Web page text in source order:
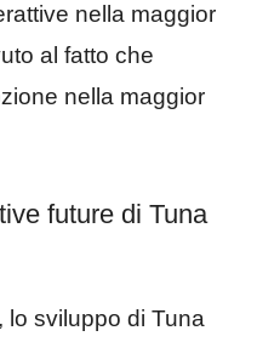
nella maggior
al fatto che
nella maggior
future di Tuna
lo sviluppo di Tuna